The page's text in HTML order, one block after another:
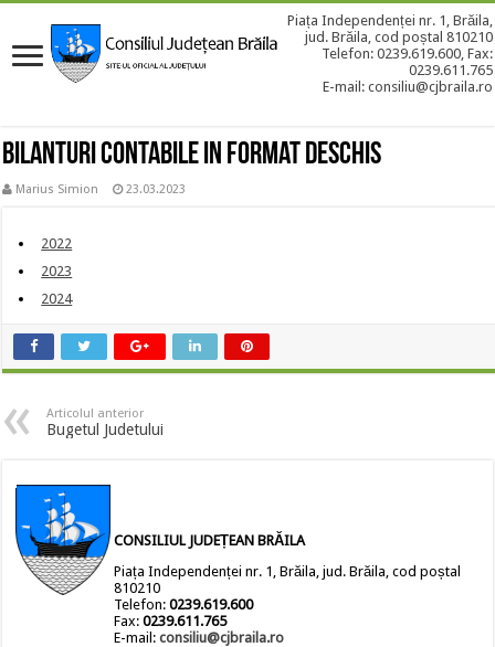
Piața Independenței nr. 1, Brăila,
jud. Brăila, cod poștal 810210
Telefon: 0239.619.600, Fax:
0239.611.765
E-mail: consiliu@cjbraila.ro
Bilanturi contabile in format deschis
Marius Simion 23.03.2023
2022
2023
2024
Articolul anterior
Bugetul Judetului
CONSILIUL JUDEȚEAN BRĂILA
Piața Independenței nr. 1, Brăila, jud. Brăila, cod poștal
810210
Telefon:0239.619.600
Fax:0239.611.765
E-mail:consiliu@cjbraila.ro